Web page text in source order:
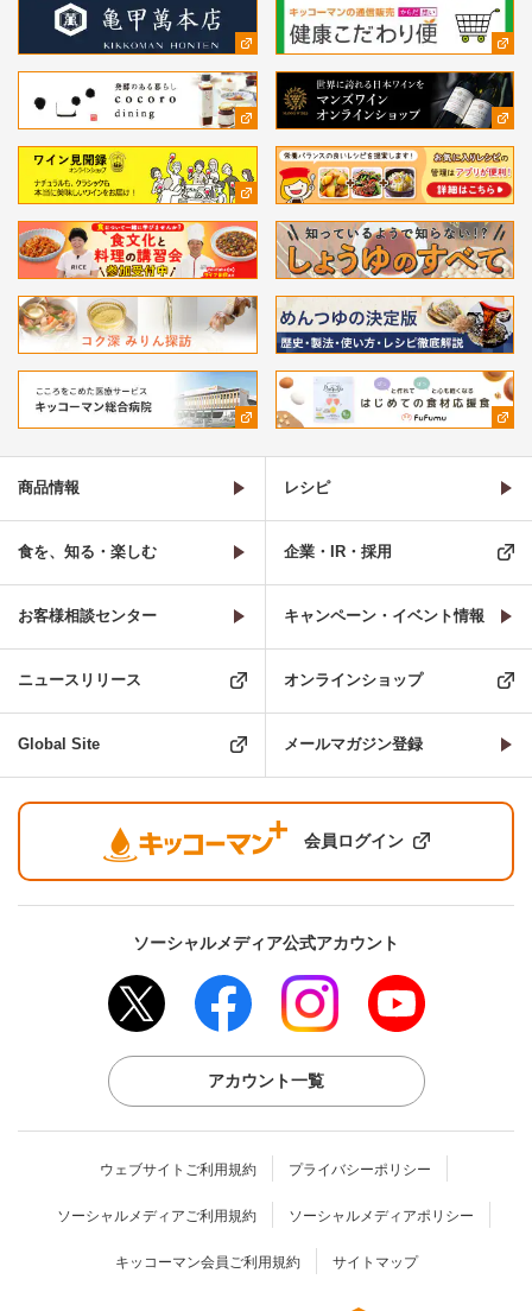
商品情報 レシピ
食を、知る・楽しむ 企業・IR・採用
お客様相談センター キャンペーン・イベント情報
ニュースリリース オンラインショップ
Global Site メールマガジン登録
会員ログイン
ソーシャルメディア公式アカウント
アカウント一覧
ウェブサイトご利用規約 プライバシーポリシー
ソーシャルメディアご利用規約 ソーシャルメディアポリシー
キッコーマン会員ご利用規約 サイトマップ